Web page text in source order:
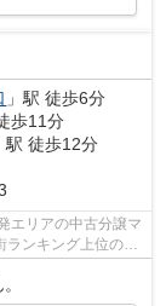
」駅 徒歩6分
歩11分
駅 徒歩12分
エリアの中古分譲マ
ランキング上位の駅